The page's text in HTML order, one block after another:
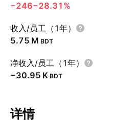
−246−28.31%
收入/员工（1年）
‪5.75 M‬ BDT
净收入/员工（1年）
‪−30.95 K‬ BDT
详情